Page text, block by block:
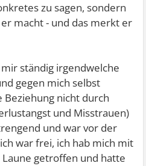
zu sagen, sondern
macht - und das merkt er
ständig irgendwelche
gegen mich selbst
nicht durch
und Misstrauen)
und war vor der
war frei, ich hab mich mit
getroffen und hatte